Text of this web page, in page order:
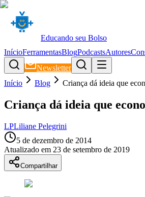
Educando seu Bolso
InícioFerramentasBlogPodcastsAutores
Newsletter
Início
Blog Criança dá ideia que
Criança dá ideia que
LPLiliane Pelegrini
5 de dezembro de 2014
Atualizado em 23 de setembro de 2019
Compartilhar